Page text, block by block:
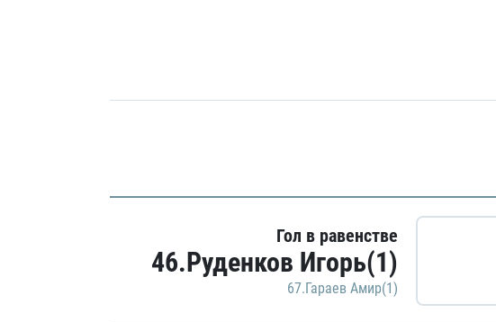
Гол в равенстве
46.Руденков Игорь(1)
67.Гараев Амир(1)